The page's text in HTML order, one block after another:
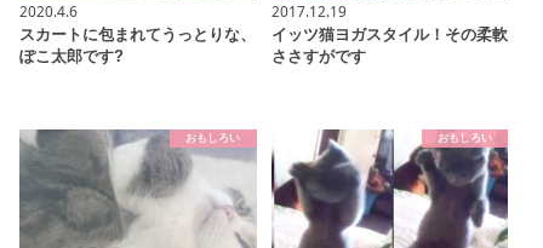
2020.4.6
スカートに包まれてうっとりな、
ぽこ太郎です?
2017.12.19
イッツ猫ヨガスタイル！その柔軟
ささすがです
おもしろい おもしろい